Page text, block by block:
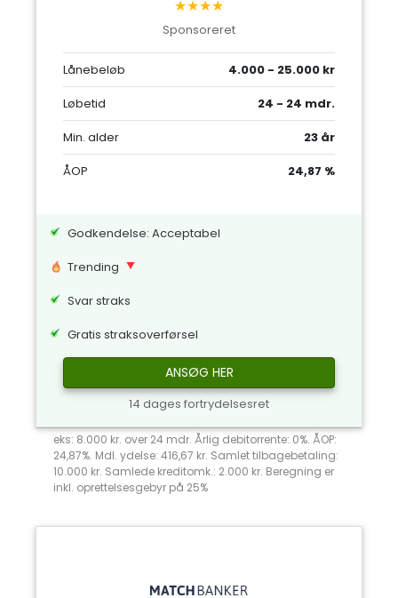
★★★★
Sponsoreret
Lånebeløb
4.000 - 25.000 kr
Løbetid
24 - 24 mdr.
Min. alder
23 år
ÅOP
24,87 %
Godkendelse: Acceptabel
Trending
Svar straks
Gratis straksoverførsel
ANSØG HER
14 dages fortrydelsesret
eks: 8.000 kr. over 24 mdr. Årlig debitorrente: 0%. ÅOP:
24,87%. Mdl. ydelse: 416,67 kr. Samlet tilbagebetaling:
10.000 kr. Samlede kreditomk.: 2.000 kr. Beregning er
inkl. oprettelsesgebyr på 25%